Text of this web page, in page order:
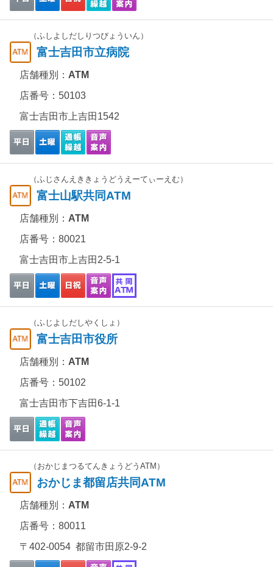
（ふしよしだしりつびょういん）
富士吉田市立病院
店舗種別： ATM
店番号：50103
富士吉田市上吉田1542
（ふじさんえききょうどうえーてぃーえむ）
富士山駅共同ATM
店舗種別： ATM
店番号：80021
富士吉田市上吉田2-5-1
（ふじよしだしやくしょ）
富士吉田市役所
店舗種別： ATM
店番号：50102
富士吉田市下吉田6-1-1
（おかじまつるてんきょうどうATM）
おかじま都留店共同ATM
店舗種別： ATM
店番号：80011
〒402-0054 都留市田原2-9-2